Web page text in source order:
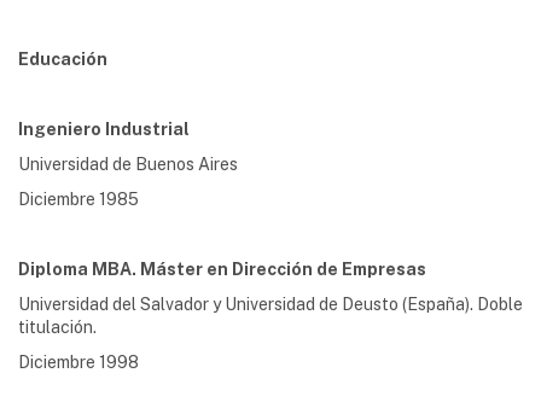
Educación
Ingeniero Industrial
Universidad de Buenos Aires
Diciembre 1985
Diploma MBA. Máster en Dirección de Empresas
Universidad del Salvador y Universidad de Deusto (España). Doble
titulación.
Diciembre 1998